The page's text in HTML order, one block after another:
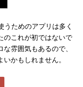
ためのアプリは多く
のこれが初ではないで
雰囲気もあるので、
かもしれません。